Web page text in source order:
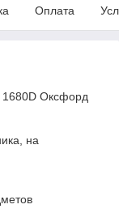
Оплата
1680D Оксфорд
на